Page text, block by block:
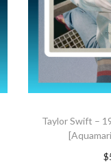
Taylor Swift –
$